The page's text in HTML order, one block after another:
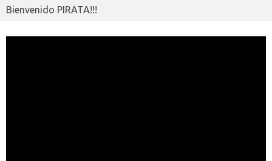
Bienvenido PIRATA!!!